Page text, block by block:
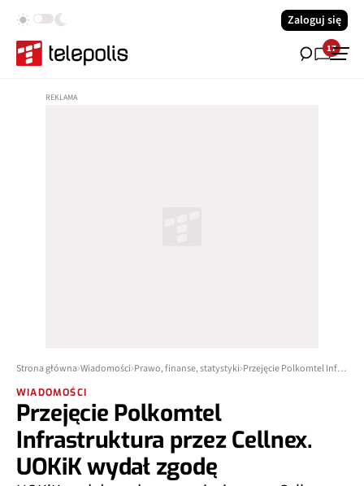
Zaloguj się
17
Strona główna Wiadomości Prawo, finanse, statystyki Przejęcie Polkomtel Infrastruktura przez Cellnex. UOKiK wydał zgodę
WIADOMOŚCI
Przejęcie Polkomtel
Infrastruktura przez Cellnex.
UOKiK wydał zgodę